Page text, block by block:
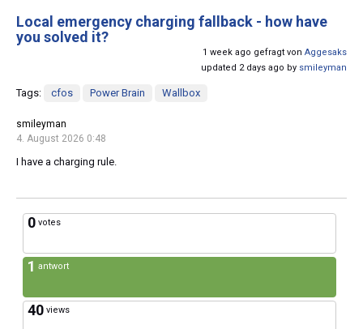
Local emergency charging fallback - how have
you solved it?
1 week ago gefragt von Aggesaks
updated 2 days ago by smileyman
Tags: cfos Power Brain Wallbox
smileyman
4. August 2026 0:48
I have a charging rule.
0 votes
1 antwort
40 views